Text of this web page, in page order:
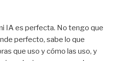
IA es perfecta. No tengo que
perfecto, sabe lo que
que uso y cómo las uso, y